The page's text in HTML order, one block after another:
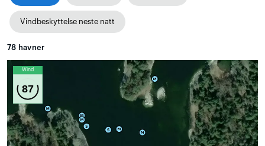
Vindbeskyttelse neste natt
78 havner
Wind
87